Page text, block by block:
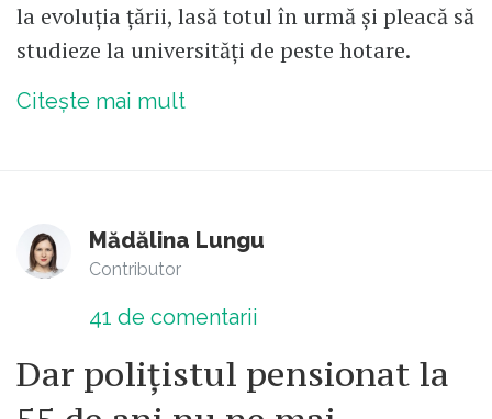
la evoluția țării, lasă totul în urmă și pleacă să
studieze la universități de peste hotare.
Citește mai mult
Mădălina Lungu
Contributor
41 de comentarii
Dar polițistul pensionat la